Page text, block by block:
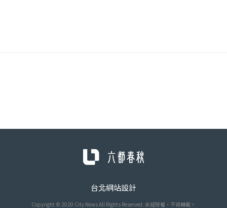
台北網站設計
Copyright © 2020 City News All Rights Reserved. 未經授權，不得轉載。